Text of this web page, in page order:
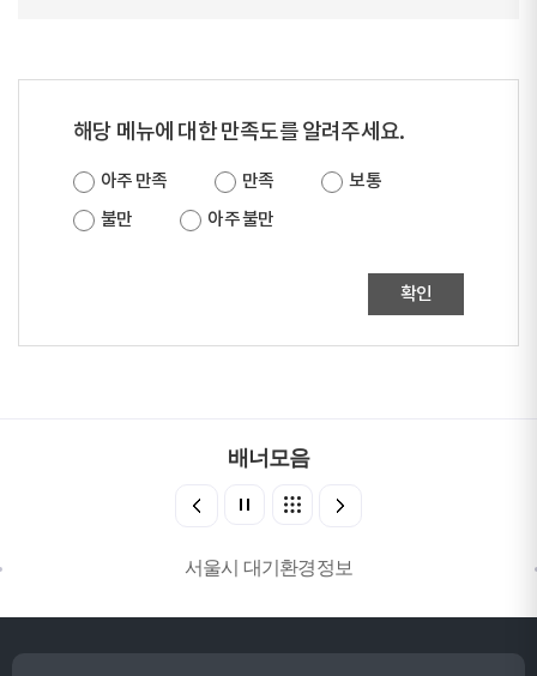
해당 메뉴에 대한 만족도를 알려주세요.
아주 만족 만족
보통
불만
아주 불만
확인
배너모음
서울시 대기환경정보